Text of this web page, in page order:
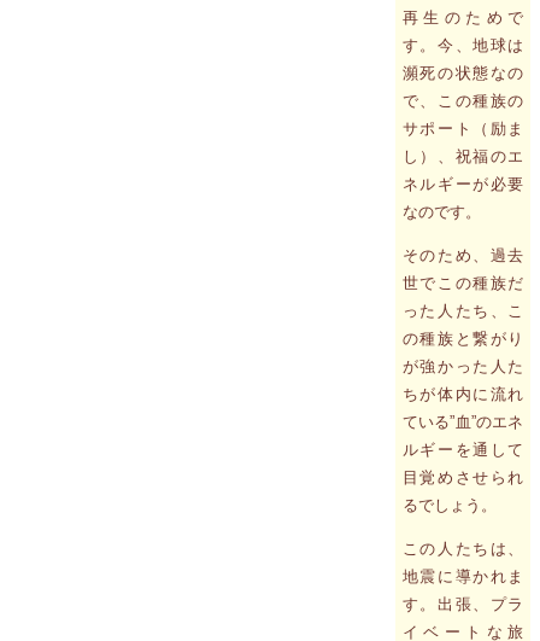
再生のためで
す。今、地球は
瀕死の状態なの
で、この種族の
サポート（励ま
し）、祝福のエ
ネルギーが必要
なのです。
そのため、過去
世でこの種族だ
った人たち、こ
の種族と繋がり
が強かった人た
ちが体内に流れ
ている”血”のエネ
ルギーを通して
目覚めさせられ
るでしょう。
この人たちは、
地震に導かれま
す。出張、プラ
イベートな旅